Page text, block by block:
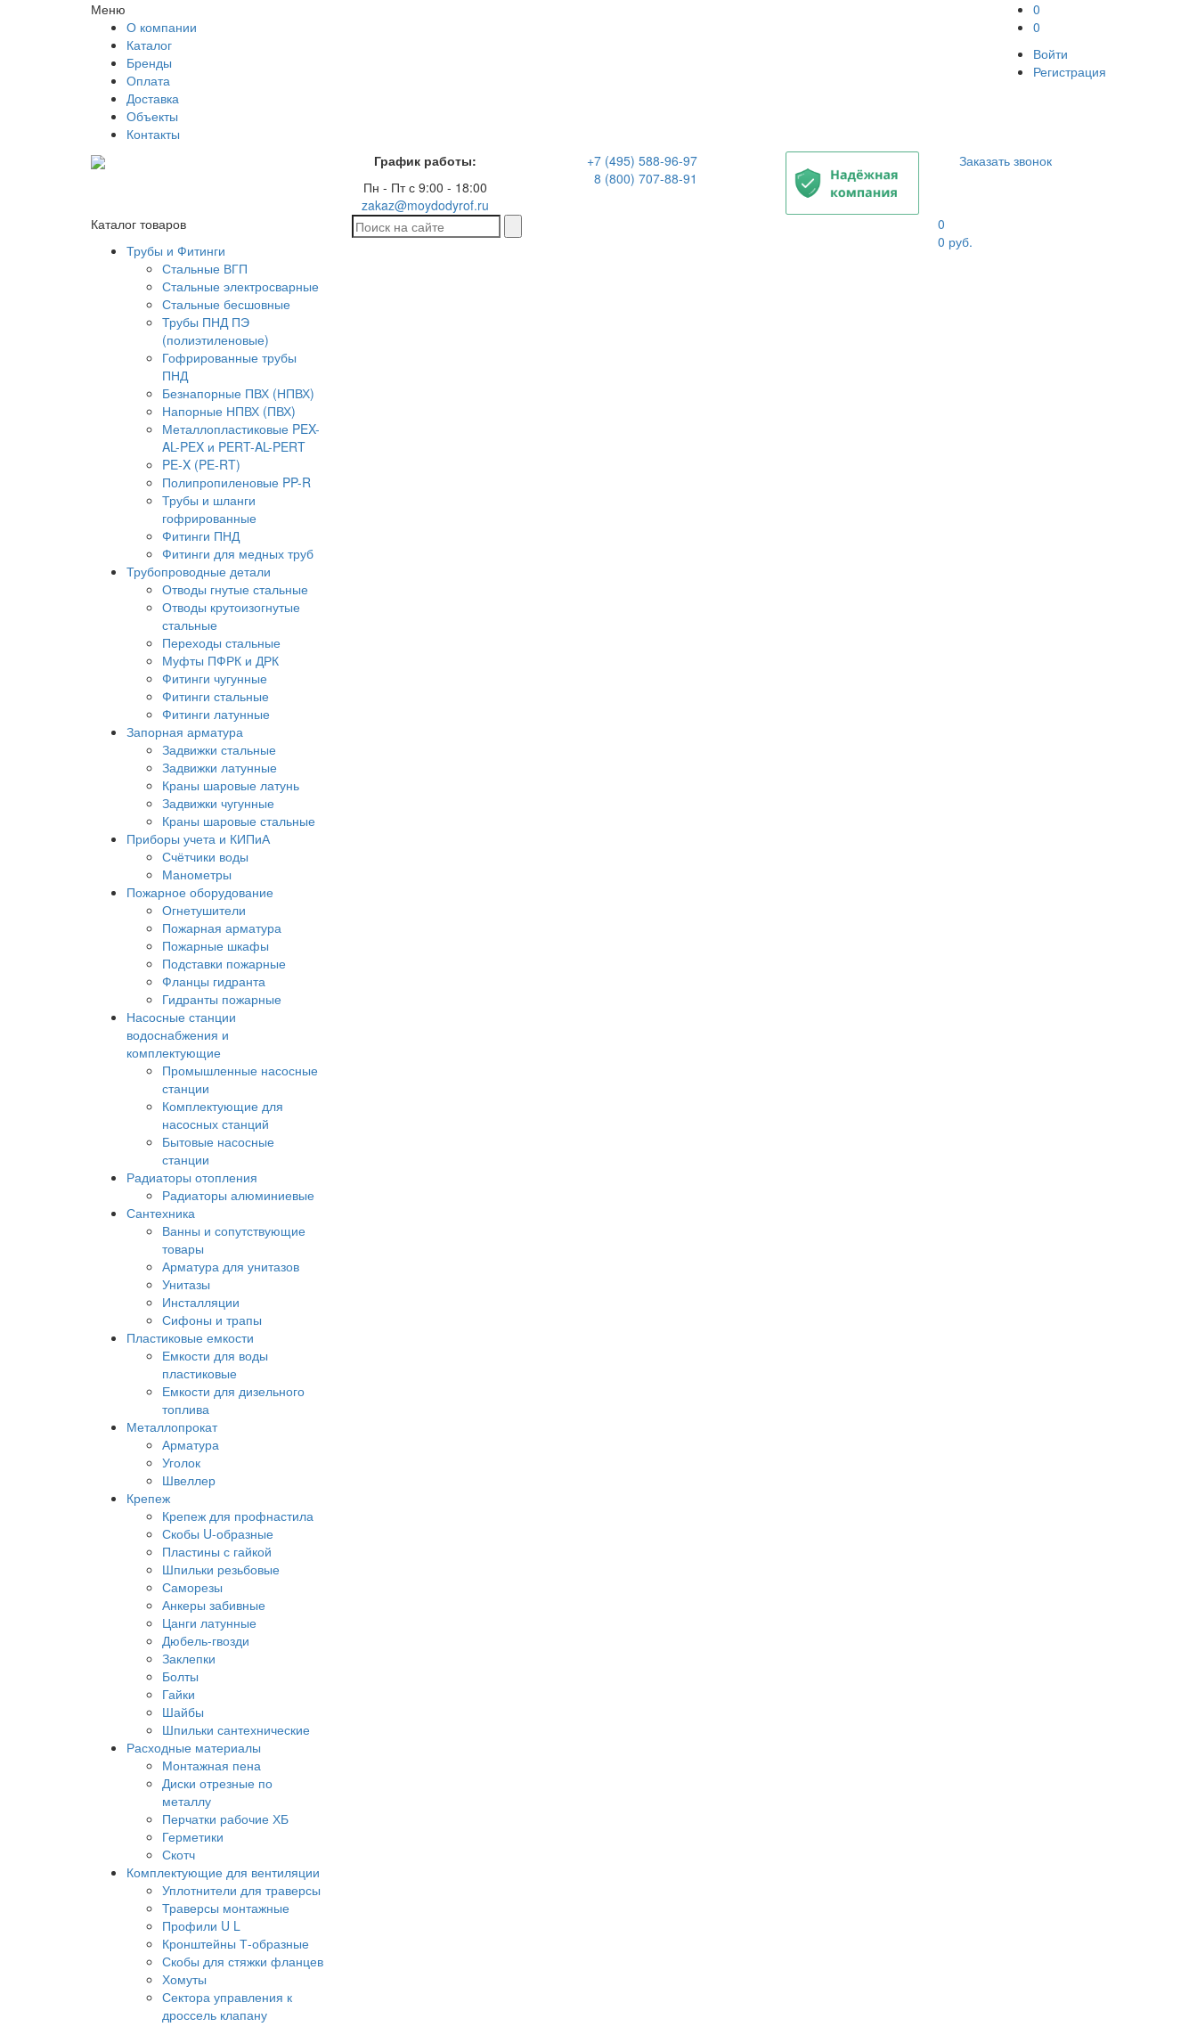
Меню
О компании
Каталог
Бренды
Оплата
Доставка
Объекты
Контакты
0
0
Войти
Регистрация
График работы:
Пн - Пт с 9:00 - 18:00
zakaz@moydodyrof.ru
+7 (495) 588-96-97
8 (800) 707-88-91
Заказать звонок
Каталог товаров
Трубы и Фитинги
Стальные ВГП
Стальные электросварные
Стальные бесшовные
Трубы ПНД ПЭ
(полиэтиленовые)
Гофрированные трубы
ПНД
Безнапорные ПВХ (НПВХ)
Напорные НПВХ (ПВХ)
Металлопластиковые PEX-
AL-PEX и PERT-AL-PERT
PE-X (PE-RT)
Полипропиленовые PP-R
Трубы и шланги
гофрированные
Фитинги ПНД
Фитинги для медных труб
Трубопроводные детали
Отводы гнутые стальные
Отводы крутоизогнутые
стальные
Переходы стальные
Муфты ПФРК и ДРК
Фитинги чугунные
Фитинги стальные
Фитинги латунные
Запорная арматура
Задвижки стальные
Задвижки латунные
Краны шаровые латунь
Задвижки чугунные
Краны шаровые стальные
Приборы учета и КИПиА
Счётчики воды
Манометры
Пожарное оборудование
Огнетушители
Пожарная арматура
Пожарные шкафы
Подставки пожарные
Фланцы гидранта
Гидранты пожарные
Насосные станции
водоснабжения и
комплектующие
Промышленные насосные
станции
Комплектующие для
насосных станций
Бытовые насосные
станции
Радиаторы отопления
Радиаторы алюминиевые
Сантехника
Ванны и сопутствующие
товары
Арматура для унитазов
Унитазы
Инсталляции
Сифоны и трапы
Пластиковые емкости
Емкости для воды
пластиковые
Емкости для дизельного
топлива
Металлопрокат
Арматура
Уголок
Швеллер
Крепеж
Крепеж для профнастила
Скобы U-образные
Пластины с гайкой
Шпильки резьбовые
Саморезы
Анкеры забивные
Цанги латунные
Дюбель-гвозди
Заклепки
Болты
Гайки
Шайбы
Шпильки сантехнические
Расходные материалы
Монтажная пена
Диски отрезные по
металлу
Перчатки рабочие ХБ
Герметики
Скотч
Комплектующие для вентиляции
Уплотнители для траверсы
Траверсы монтажные
Профили U L
Кронштейны Т-образные
Скобы для стяжки фланцев
Хомуты
Сектора управления к
дроссель клапану
0
0 руб.